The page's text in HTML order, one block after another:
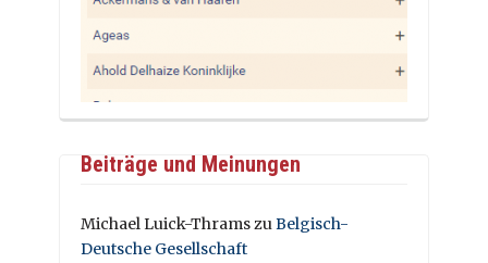
Beiträge und Meinungen
Michael Luick-ThramszuBelgisch-
Deutsche Gesellschaft